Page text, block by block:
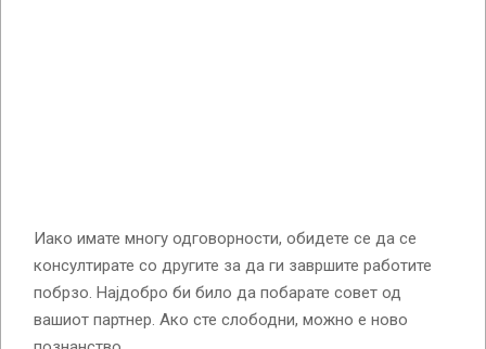
Иако имате многу одговорности, обидете се да се
консултирате со другите за да ги завршите работите
побрзо. Најдобро би било да побарате совет од
вашиот партнер. Ако сте слободни, можно е ново